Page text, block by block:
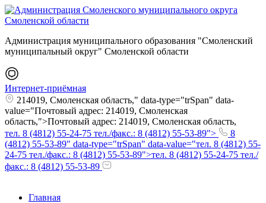
Администрация муниципального образования "Смоленский
муниципальный округ" Смоленской области
Интернет-приёмная
214019, Смоленская область," data-type="trSpan" data-
value="Почтовый адрес: 214019, Смоленская
область,">Почтовый адрес: 214019, Смоленская область,
тел. 8 (4812) 55-24-75 тел./факс.: 8 (4812) 55-53-89">
8
(4812) 55-53-89" data-type="trSpan" data-value="тел. 8 (4812) 55-
24-75 тел./факс.: 8 (4812) 55-53-89">тел. 8 (4812) 55-24-75 тел./
факс.: 8 (4812) 55-53-89
Главная